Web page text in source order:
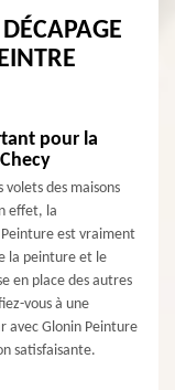
pour la
des maisons
effet, la
est vraiment
la peinture et le
en place des autres
vous à une
avec Glonin Peinture
satisfaisante.